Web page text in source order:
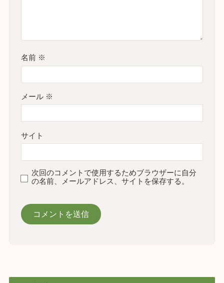
名前 ※
メール ※
サイト
次回のコメントで使用するためブラウザーに自分
の名前、メールアドレス、サイトを保存する。